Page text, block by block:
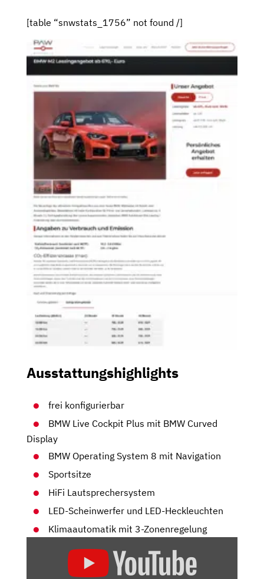
[table “snwstats_1756” not found /]
Ausstattungshighlights
frei konfigurierbar
BMW Live Cockpit Plus mit BMW Curved
Display
BMW Operating System 8 mit Navigation
Sportsitze
HiFi Lautsprechersystem
LED-Scheinwerfer und LED-Heckleuchten
Klimaautomatik mit 3-Zonenregelung
BISSIGER